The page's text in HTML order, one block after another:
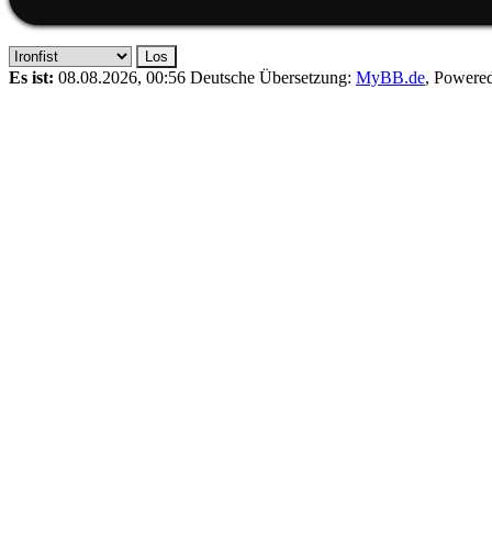
Es ist: 08.08.2026, 00:56 Deutsche Übersetzung: MyBB.de,